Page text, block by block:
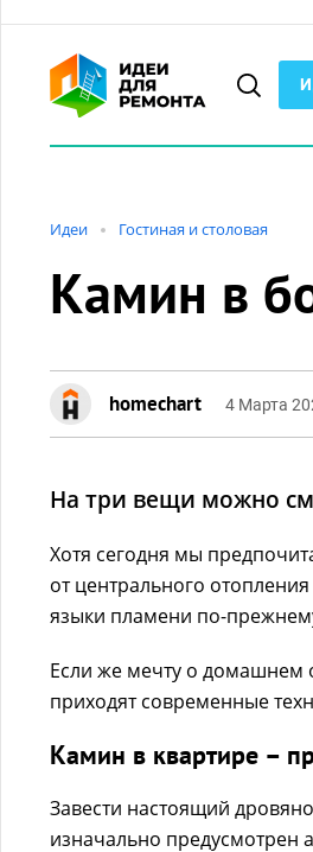
Идеи Гостиная и столовая
Камин в
homechart 4 Марта
На три вещи можно
Хотя сегодня мы
от центрального
языки пламени по-
Если же мечту о домашнем
приходят современные
Камин в квартире –
Завести настоящий
изначально предусмотрен